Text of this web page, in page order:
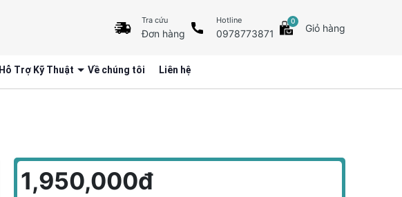
Tra cứu
Đơn hàng
Hotline
0978773871
0
Giỏ hàng
Hỗ Trợ Kỹ Thuật Về chúng tôi Liên hệ
1,950,000đ